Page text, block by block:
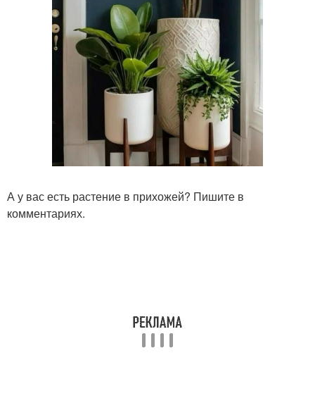
А у вас есть растение в прихожей? Пишите в
комментариях.